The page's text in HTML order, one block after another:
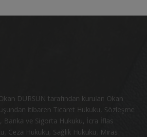
DURSUN tarafından kurulan Okan
itibaren Ticaret Hukuku, Sözleşme
Banka ve Sigorta Hukuku, İcra İflas
Ceza Hukuku, Sağlık Hukuku, Miras